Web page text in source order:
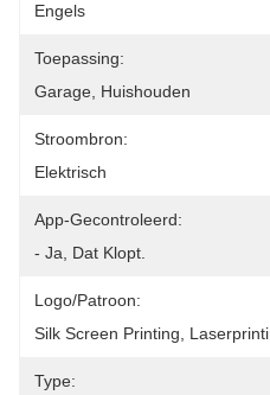
Engels
Toepassing:
Garage, Huishouden
Stroombron:
Elektrisch
App-Gecontroleerd:
- Ja, Dat Klopt.
Logo/patroon:
Silk Screen Printing,
Type: